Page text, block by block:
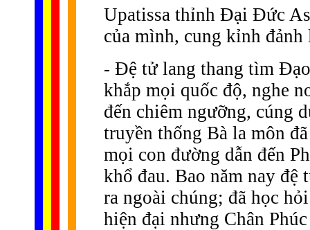
Upatissa thỉnh Ðại Ðức
của mình, cung kỉnh
- Ðệ tử lang thang tìm
khắp mọi quốc độ, nghe
đến chiêm ngưỡng, cúng
truyền thống Bà la môn
mọi con đường dẫn đến
khổ đau. Bao năm nay
ra ngoài chúng; đã học
hiện đại nhưng Chân